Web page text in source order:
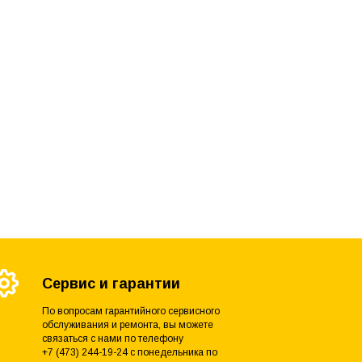
Сервис и гарантии
По вопросам гарантийного сервисного
обслуживания и ремонта, вы можете
связаться с нами по телефону
+7 (473) 244-19-24 с понедельника по